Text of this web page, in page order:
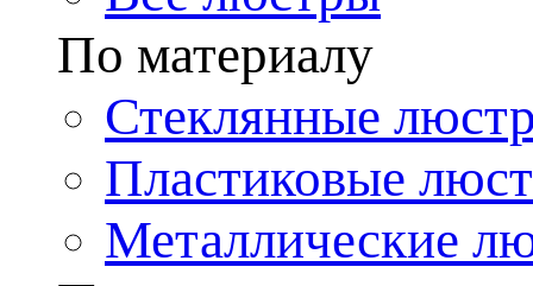
По материалу
Стеклянные
Пластиковые
Металлические